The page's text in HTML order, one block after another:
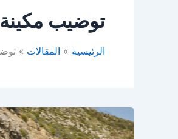
توضيب مكينة
الرئيسية المقالات